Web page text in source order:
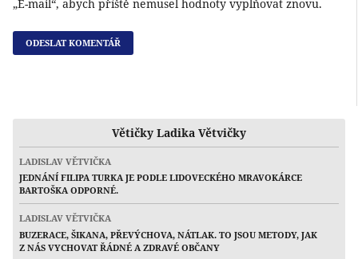
„E-mail“, abych příště nemusel hodnoty vyplňovat znovu.
Větičky Ladika Větvičky
LADISLAV VĚTVIČKA
JEDNÁNÍ FILIPA TURKA JE PODLE LIDOVECKÉHO MRAVOKÁRCE
BARTOŠKA ODPORNÉ.
LADISLAV VĚTVIČKA
BUZERACE, ŠIKANA, PŘEVÝCHOVA, NÁTLAK. TO JSOU METODY, JAK
Z NÁS VYCHOVAT ŘÁDNÉ A ZDRAVÉ OBČANY